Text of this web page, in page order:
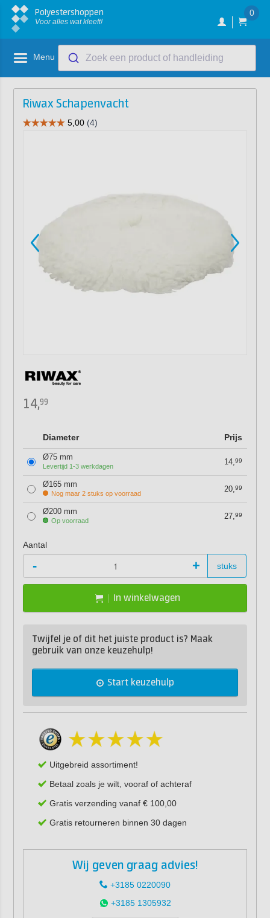
Polyestershoppen
Voor alles wat kleeft!
0
Menu Zoek een product of handleiding
Riwax Schapenvacht
14,99
Diameter Prijs
Ø75 mm
Levertijd 1-3 werkdagen 14,99
Ø165 mm
Nog maar 2 stuks op voorraad 20,99
Ø200 mm
Op voorraad 27,99
Aantal
- + stuks
In winkelwagen
Twijfel je of dit het juiste product is? Maak
gebruik van onze keuzehulp!
Start keuzehulp
Uitgebreid assortiment!
Betaal zoals je wilt, vooraf of achteraf
Gratis verzending vanaf € 100,00
Gratis retourneren binnen 30 dagen
Wij geven graag advies!
+3185 0220090
+3185 1305932